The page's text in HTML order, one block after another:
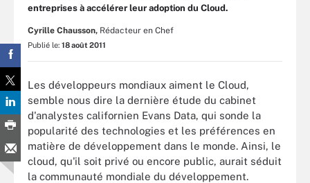
entreprises à accélérer leur adoption du Cloud.
Cyrille Chausson, Rédacteur en Chef
Publié le: 18 août 2011
Les développeurs mondiaux aiment le Cloud,
semble nous dire la dernière étude du cabinet
d'analystes californien Evans Data, qui sonde la
popularité des technologies et les préférences en
matière de développement dans le monde. Ainsi, le
cloud, qu'il soit privé ou encore public, aurait séduit
la communauté mondiale du développement.